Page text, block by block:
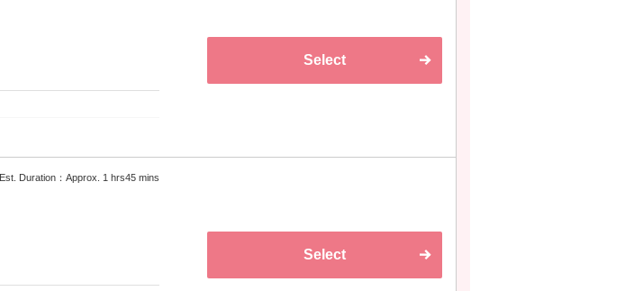
Select
Est. Duration：Approx. 1 hrs45 mins
Select